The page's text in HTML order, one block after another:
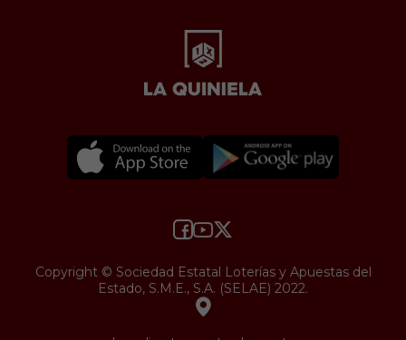
Copyright © Sociedad Estatal Loterías y Apuestas del
Estado, S.M.E., S.A. (SELAE) 2022.